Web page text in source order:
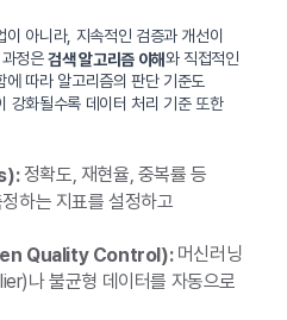
아니라, 지속적인 검증과 개선이
과정은검색 알고리즘 이해와 직접적인
에 따라 알고리즘의 판단 기준도
강화될수록 데이터 처리 기준 또한
정확도, 재현율, 중복률 등
하는 지표를 설정하고
Quality Control):머신러닝
나 불균형 데이터를 자동으로